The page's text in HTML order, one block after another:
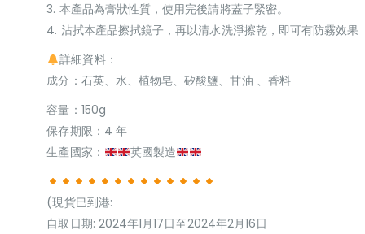
3. 本產品為膏狀性質，使用完後請將蓋子緊密。
4. 沾拭本產品擦拭鏡子，再以清水洗淨擦乾，即可有防霧效果
詳細資料：
成分：石英、水、植物皂、矽酸鹽、甘油 、香料
容量：150g
保存期限：4 年
生產國家：
英國製造
(現貨巳到港:
自取日期: 2024年1月17日至2024年2月16日